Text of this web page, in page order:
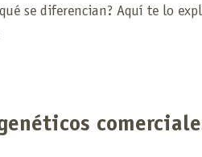
se diferencian? Aquí te lo